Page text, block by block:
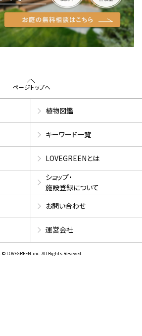
ページトップへ
植物図鑑
キーワード一覧
LOVEGREENとは
ショップ・
施設登録について
お問い合わせ
運営会社
LOVEGREEN.inc. All Rights Reseved.